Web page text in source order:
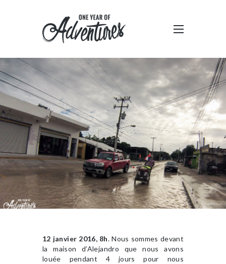
12 janvier 2016, 8h. Nous sommes devant
la maison d’Alejandro que nous avons
louée pendant 4 jours pour nous